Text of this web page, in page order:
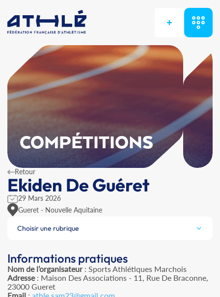
+
COMPÉTITIONS
Retour
Ekiden De Guéret
29 Mars 2026
Gueret - Nouvelle Aquitaine
Choisir une rubrique
Informations pratiques
Nom de l’organisateur: Sports Athlétiques Marchois
Adresse: Maison Des Associations - 11, Rue De Braconne,
23000 Gueret